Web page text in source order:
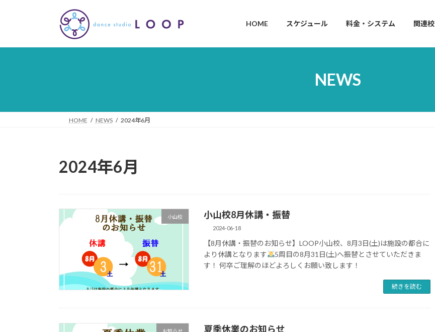
プ
動
HOME スケジュール 料金・システム 関連校
NEWS
HOME NEWS 2024年6月
2024年6月
小山校 小山校8月休講・振替
2024-06-18
【8月休講・振替のお知らせ】LOOP小山校、8月3日(土)は施設の都合に
より休講となります
5周目の8月31日(土)へ振替とさせていただきま
す！ 何卒ご理解のほどよろしくお願い致します！
続きを読む
夏季休業のお知らせ